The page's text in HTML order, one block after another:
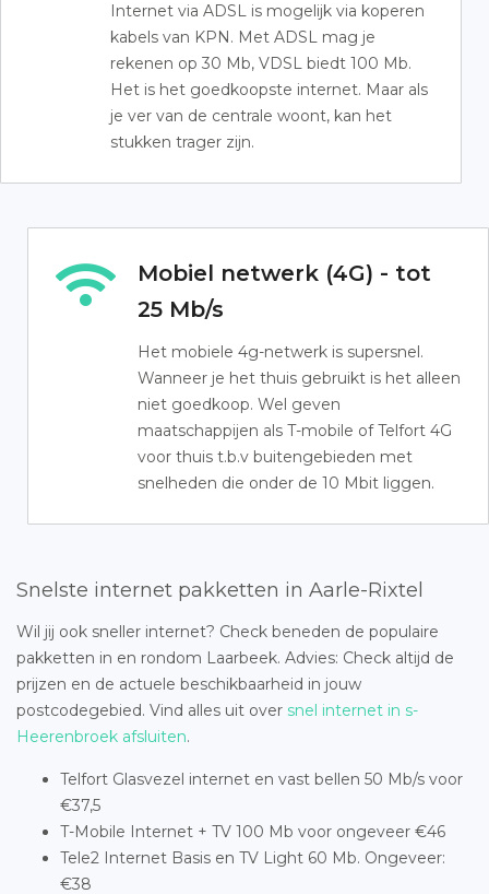
Internet via ADSL is mogelijk via koperen
kabels van KPN. Met ADSL mag je
rekenen op 30 Mb, VDSL biedt 100 Mb.
Het is het goedkoopste internet. Maar als
je ver van de centrale woont, kan het
stukken trager zijn.
Mobiel netwerk (4G) - tot
25 Mb/s
Het mobiele 4g-netwerk is supersnel.
Wanneer je het thuis gebruikt is het alleen
niet goedkoop. Wel geven
maatschappijen als T-mobile of Telfort 4G
voor thuis t.b.v buitengebieden met
snelheden die onder de 10 Mbit liggen.
Snelste internet pakketten in Aarle-Rixtel
Wil jij ook sneller internet? Check beneden de populaire
pakketten in en rondom Laarbeek. Advies: Check altijd de
prijzen en de actuele beschikbaarheid in jouw
postcodegebied. Vind alles uit over snel internet in s-
Heerenbroek afsluiten.
Telfort Glasvezel internet en vast bellen 50 Mb/s voor
€37,5
T-Mobile Internet + TV 100 Mb voor ongeveer €46
Tele2 Internet Basis en TV Light 60 Mb. Ongeveer:
€38